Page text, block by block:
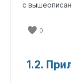
с
0
1.2.